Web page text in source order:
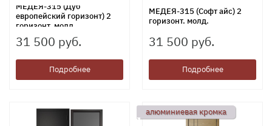
МЕДЕЯ-315 (Дуб
европейский горизонт) 2
горизонт. молд.
31 500 руб.
Подробнее
МЕДЕЯ-315 (Софт айс) 2
горизонт. молд.
31 500 руб.
Подробнее
алюминиевая кромка